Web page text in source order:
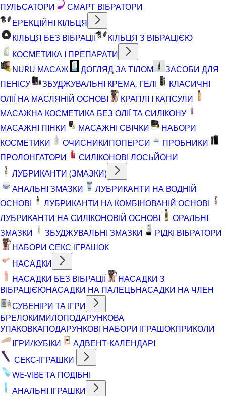
ПУЛЬСАТОРИ
СМАРТ ВІБРАТОРИ
ЕРЕКЦІЙНІ КІЛЬЦЯ
КІЛЬЦЯ БЕЗ ВІБРАЦІЇ
КІЛЬЦЯ З ВІБРАЦІЄЮ
КОСМЕТИКА І ПРЕПАРАТИ
NURU МАСАЖ
ДОГЛЯД ЗА ТІЛОМ
ЗАСОБИ ДЛЯ
ПЕНІСУ
ЗБУДЖУВАЛЬНІ КРЕМА, ГЕЛІ
КЛАСИЧНІ
ОЛІЇ НА МАСЛЯНІЙ ОСНОВІ
КРАПЛІ І КАПСУЛИ
МАСАЖНА КОСМЕТИКА БЕЗ ОЛІЇ ТА СИЛІКОНУ
МАСАЖНІ ПІНКИ
МАСАЖНІ СВІЧКИ
НАБОРИ
КОСМЕТИКИ
ОЧИСНИКИПОПЕРСИ
ПРОБНИКИ
ПРОЛОНГАТОРИ
СИЛІКОНОВІ ЛОСЬЙОНИ
ЛУБРИКАНТИ (ЗМАЗКИ)
АНАЛЬНІ ЗМАЗКИ
ЛУБРИКАНТИ НА ВОДНІЙ
ОСНОВІ
ЛУБРИКАНТИ НА КОМБІНОВАНІЙ ОСНОВІ
ЛУБРИКАНТИ НА СИЛІКОНОВІЙ ОСНОВІ
ОРАЛЬНІ
ЗМАЗКИ
ЗБУДЖУВАЛЬНІ ЗМАЗКИ
РІДКІ ВІБРАТОРИ
НАБОРИ СЕКС-ІГРАШОК
НАСАДКИ
НАСАДКИ БЕЗ ВІБРАЦІЇ
НАСАДКИ З
ВІБРАЦІЄЮНАСАДКИ НА ПАЛЕЦЬНАСАДКИ НА ЧЛЕН
СУВЕНІРИ ТА ІГРИ
БРЕЛОКИМИЛОПОДАРУНКОВА
УПАКОВКАПОДАРУНКОВІ НАБОРИ ІГРАШОКПРИКОЛИ
ІГРИ/КУБІКИ
АДВЕНТ-КАЛЕНДАРІ
СЕКС-ІГРАШКИ
WE-VIBE ТА ПОДІБНІ
АНАЛЬНІ ІГРАШКИ